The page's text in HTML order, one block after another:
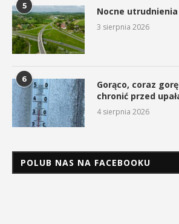
5 Nocne
3 sierpnia 2026
6
Gorąco, coraz
chronić przed
4 sierpnia 2026
POLUB NAS NA FACEBOOKU